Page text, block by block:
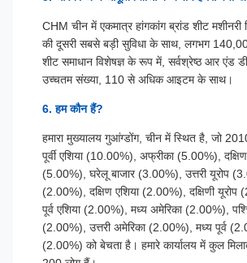
CHM चीन में एकमात्र हांगकांग ब्रांड शीट मशीनरी
की दूसरी सबसे बड़ी सुविधा के साथ, लगभग
शीट समाधान विशेषज्ञ के रूप में, सर्वश्रेष्ठ आर एंड
उच्चतम संख्या, 110 से अधिक आइटम के साथ।
6. हम कौन हैं?
हमारा मुख्यालय गुआंग्डोंग, चीन में स्थित है, जो
पूर्वी एशिया (10.00%), अफ्रीका (5.00%),
(5.00%), घरेलू बाजार (3.00%), उत्तरी यूरोप
(2.00%), दक्षिण एशिया (2.00%), दक्षिणी यूरोप
पूर्व एशिया (2.00%), मध्य अमेरिका (2.00%),
(2.00%), उत्तरी अमेरिका (2.00%), मध्य पूर्व
(2.00%) को बेचता है। हमारे कार्यालय में कुल